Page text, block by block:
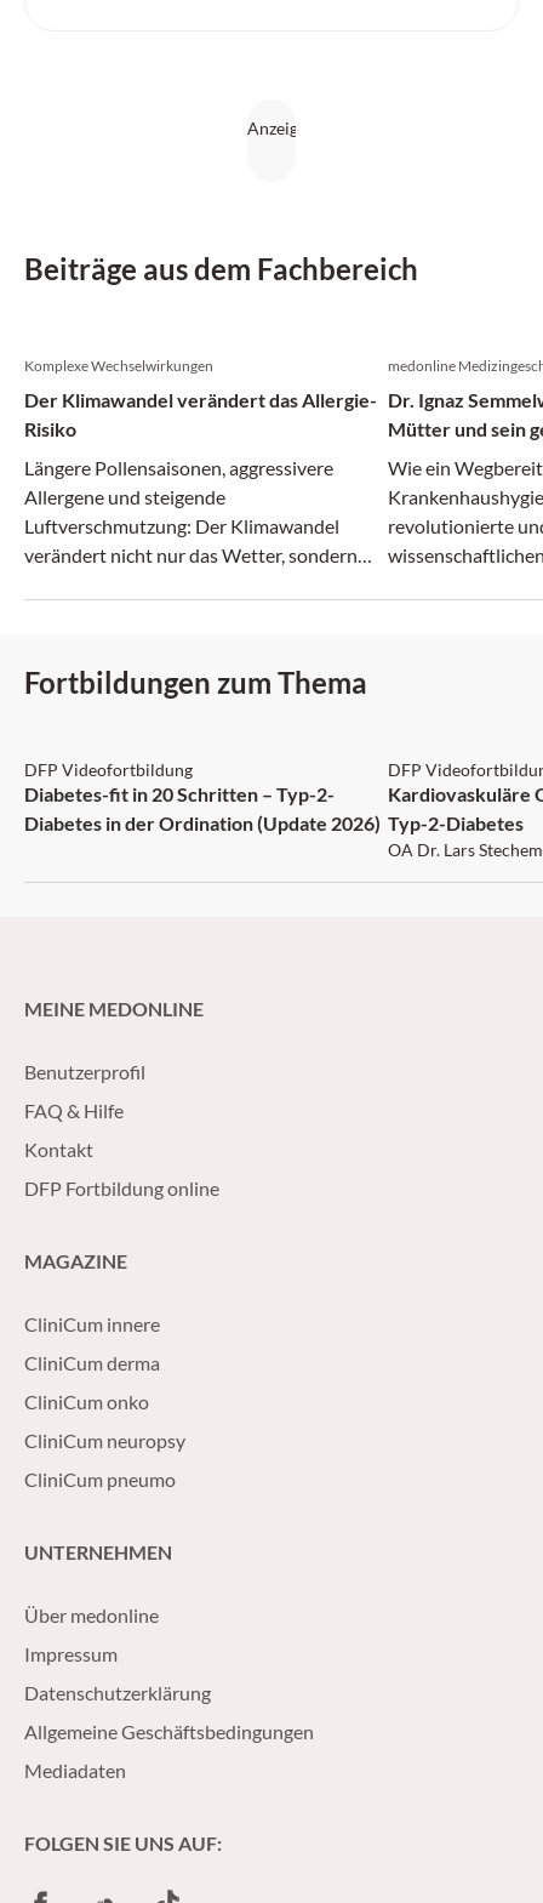
Beiträge aus dem Fachbereich
Komplexe Wechselwirkungen
Der Klimawandel verändert das Allergie-
Risiko
Längere Pollensaisonen, aggressivere
Allergene und steigende
Luftverschmutzung: Der Klimawandel
verändert nicht nur das Wetter, sondern
medonline
Dr. Ignaz
Mütter und sein
Irrenanstalt
Wie ein
revolutionierte
Fortbildungen zum Thema
DFP: 5 Punkte
DFP Videofortbildung
Diabetes-fit in 20 Schritten – Typ-2-
Diabetes in der Ordination (Update 2026)
DFP
Kardiovaskuläre
Typ-2-Diabetes
OA Dr. Lars
MEINE MEDONLINE
Benutzerprofil
FAQ & Hilfe
Kontakt
DFP Fortbildung online
MAGAZINE
CliniCum innere
CliniCum derma
CliniCum onko
CliniCum neuropsy
CliniCum pneumo
UNTERNEHMEN
Über medonline
Impressum
Datenschutzerklärung
Allgemeine Geschäftsbedingungen
Mediadaten
FOLGEN SIE UNS AUF: